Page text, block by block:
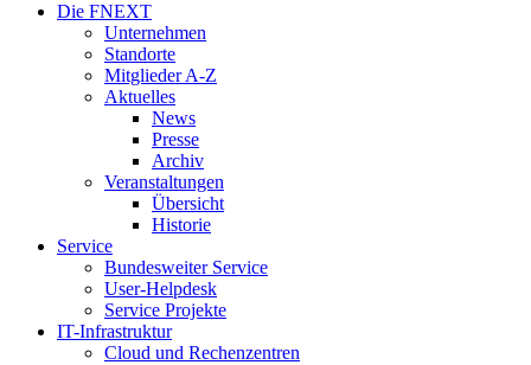
Die FNEXT
Unternehmen
Standorte
Mitglieder A-Z
Aktuelles
News
Presse
Archiv
Veranstaltungen
Übersicht
Historie
Service
Bundesweiter Service
User-Helpdesk
Service Projekte
IT-Infrastruktur
Cloud und Rechenzentren